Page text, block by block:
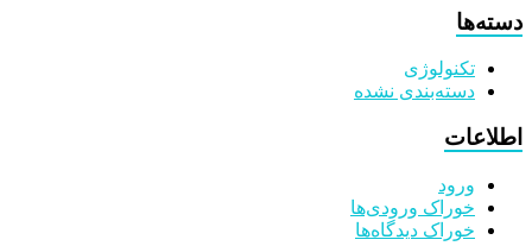
دسته‌ها
تکنولوژی
دسته‌بندی نشده
اطلاعات
ورود
خوراک ورودی‌ها
خوراک دیدگاه‌ها